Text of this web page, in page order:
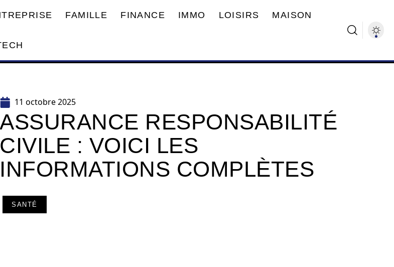
FAMILLE FINANCE IMMO LOISIRS MAISON
11 octobre 2025
ASSURANCE RESPONSABILITÉ
CIVILE : VOICI LES
INFORMATIONS COMPLÈTES
SANTÉ